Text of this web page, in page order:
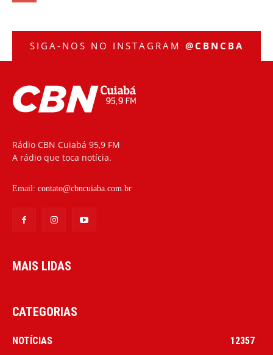
SIGA-NOS NO INSTAGRAM @CBNCBA
Rádio CBN Cuiabá 95,9 FM
A rádio que toca notícia.
Email: contato@cbncuiaba.com.br
MAIS LIDAS
CATEGORIAS
NOTÍCIAS
12357